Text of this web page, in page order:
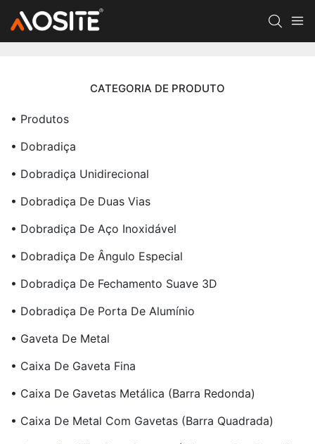
CATEGORIA DE PRODUTO
• Produtos
• Dobradiça
• Dobradiça Unidirecional
• Dobradiça De Duas Vias
• Dobradiça De Aço Inoxidável
• Dobradiça De Ângulo Especial
• Dobradiça De Fechamento Suave 3D
• Dobradiça De Porta De Alumínio
• Gaveta De Metal
• Caixa De Gaveta Fina
• Caixa De Gavetas Metálica (barra Redonda)
• Caixa De Metal Com Gavetas (barra Quadrada)